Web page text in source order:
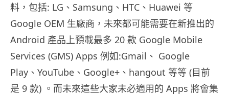
料，包括: LG、Samsung、HTC、Huawei 等
Google OEM 生廠商，未來都可能需要在新推出的
Android 產品上預載最多 20 款 Google Mobile
Services (GMS) Apps 例如:Gmail、 Google
Play、YouTube、Google+、hangout 等等 (目前
是 9 款) 。而未來這些大家未必適用的 Apps 將會集